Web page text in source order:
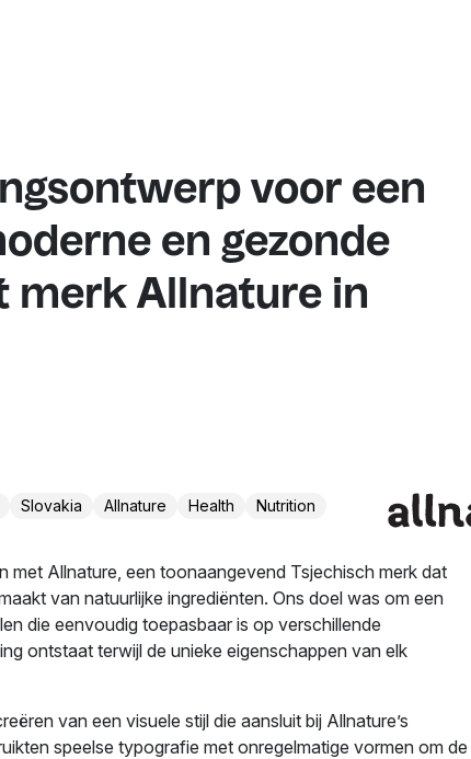
voor een
en gezonde
merk Allnature in
Slovakia Allnature Health Nutrition
Allnature, een toonaangevend Tsjechisch merk dat
van natuurlijke ingrediënten. Ons doel was om een
die eenvoudig toepasbaar is op verschillende
ontstaat terwijl de unieke eigenschappen van elk
van een visuele stijl die aansluit bij Allnature’s
speelse typografie met onregelmatige vormen om de